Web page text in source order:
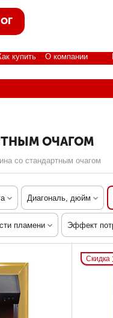
купить О компании
ОЧАГОМ
со стандартным очагом
Диагональ, дюйм
пламени Эффект
Скидка